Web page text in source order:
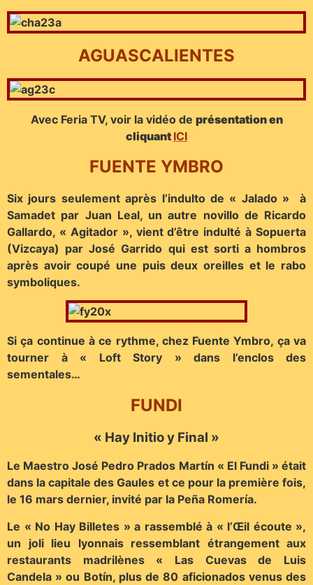
AGUASCALIENTES
Avec Feria TV, voir la vidéo de présentation en
cliquant ICI
FUENTE YMBRO
Six jours seulement après l’indulto de « Jalado » à
Samadet par Juan Leal, un autre novillo de Ricardo
Gallardo, « Agitador », vient d’être indulté à Sopuerta
(Vizcaya) par José Garrido qui est sorti a hombros
après avoir coupé une puis deux oreilles et le rabo
symboliques.
Si ça continue à ce rythme, chez Fuente Ymbro, ça va
tourner à « Loft Story » dans l’enclos des
sementales…
FUNDI
« Hay Initio y Final »
Le Maestro José Pedro Prados Martín « El Fundi » était
dans la capitale des Gaules et ce pour la première fois,
le 16 mars dernier, invité par la Peña Romería.
Le « No Hay Billetes » a rassemblé à « l’Œil écoute »,
un joli lieu lyonnais ressemblant étrangement aux
restaurants madrilènes « Las Cuevas de Luis
Candela » ou Botín, plus de 80 aficionados venus des